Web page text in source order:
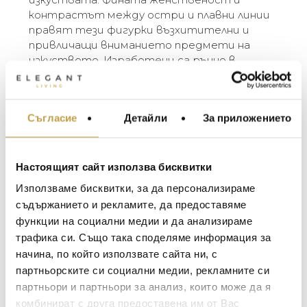
Съгласие Детайли За приложението
Настоящият сайт използва бисквитки
Използваме бисквитки, за да персонализираме
съдържанието и рекламите, да предоставяме
функции на социални медии и да анализираме
трафика си. Също така споделяме информация за
начина, по който използвате сайта ни, с
партньорските си социални медии, рекламните си
партньори и партньори за анализ, които може да я
комбинират с друга предоставена им от Вас
контрастът между остри и плавни линии
правят тези фигурки възхитителни и
привличащи вниманието предмети на
изкуството. Изработени са ръчно в
бразилското керамично студио Cores da
Terra. Музите се предлагат в три цвята
размера (small, plus, large). Разликите в
цвета и размера са естествен резултат
designed by the Belgian sculptor Renaat
Ramon. They are characters from Greek
mythology and represent the daughters of the
gods Zeus and Mnemosyne. In ancient tales,
the Muses are regarded as inspirational
goddesses of literature, science and the arts.
The subtle femininity and the contrast between
sharp and smooth lines make these figurines
МЕБЕЛИ ЗА ДОМА И
ЗА МАСАТА
ТЕКСТИЛ ЗА ДОМА
АРОМАТИ ЗА ДОМА
ИЗКУСТВО И КНИГИ
ВИСОК КЛАС
BACCARAT
TOM DIXON
MICHAEL ARAM
ASSOULINE
SELETTI